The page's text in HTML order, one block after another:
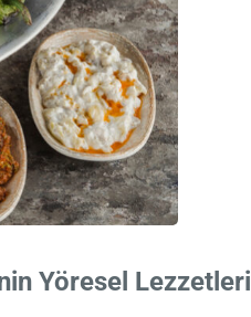
Yöresel Lezzetleri